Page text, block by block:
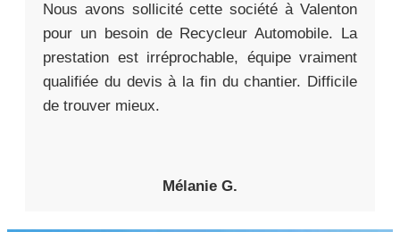
Nous avons sollicité cette société à Valenton
pour un besoin de Recycleur Automobile. La
prestation est irréprochable, équipe vraiment
qualifiée du devis à la fin du chantier. Difficile
de trouver mieux.
Mélanie G.